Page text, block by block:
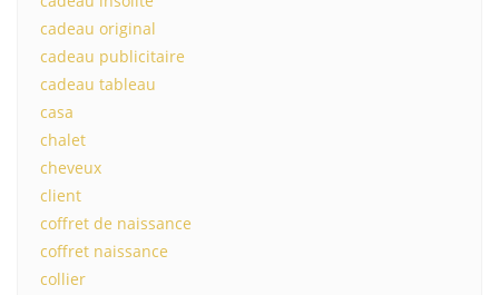
cadeau original
cadeau publicitaire
cadeau tableau
casa
chalet
cheveux
client
coffret de naissance
coffret naissance
collier